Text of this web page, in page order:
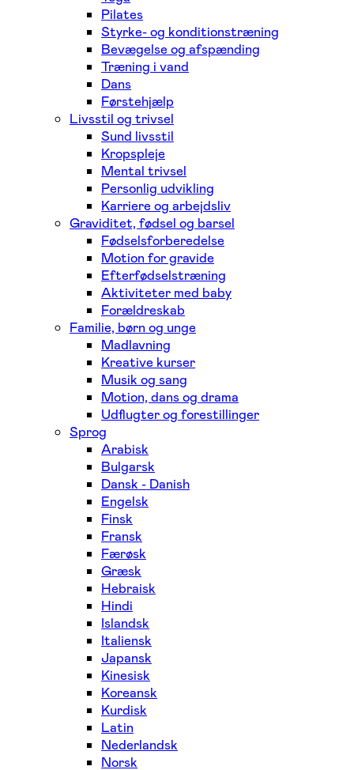
Pilates
Styrke- og konditionstræning
Bevægelse og afspænding
Træning i vand
Dans
Førstehjælp
Livsstil og trivsel
Sund livsstil
Kropspleje
Mental trivsel
Personlig udvikling
Karriere og arbejdsliv
Graviditet, fødsel og barsel
Fødselsforberedelse
Motion for gravide
Efterfødselstræning
Aktiviteter med baby
Forældreskab
Familie, børn og unge
Madlavning
Kreative kurser
Musik og sang
Motion, dans og drama
Udflugter og forestillinger
Sprog
Arabisk
Bulgarsk
Dansk - Danish
Engelsk
Finsk
Fransk
Færøsk
Græsk
Hebraisk
Hindi
Islandsk
Italiensk
Japansk
Kinesisk
Koreansk
Kurdisk
Latin
Nederlandsk
Norsk